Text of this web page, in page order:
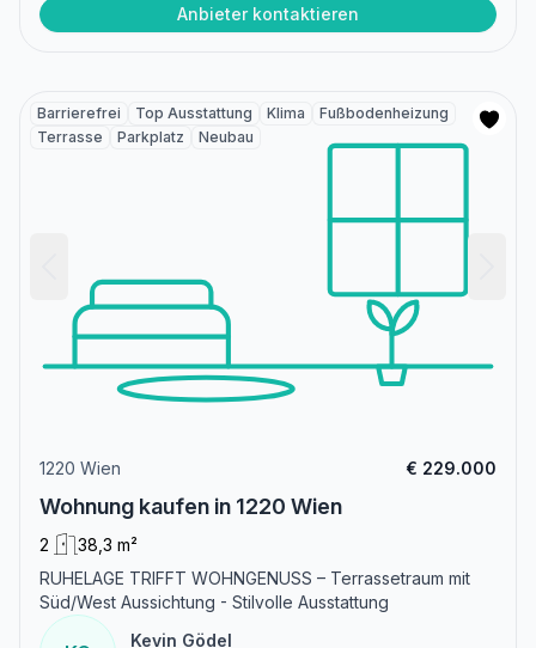
Anbieter kontaktieren
Barrierefrei Top Ausstattung Klima
Fußbodenheizung
Terrasse
Parkplatz Neubau
1220 Wien € 229.000
Wohnung kaufen in 1220 Wien
2
38,3 m²
RUHELAGE TRIFFT WOHNGENUSS – Terrassetraum mit
Süd/West Aussichtung - Stilvolle Ausstattung
Kevin Gödel